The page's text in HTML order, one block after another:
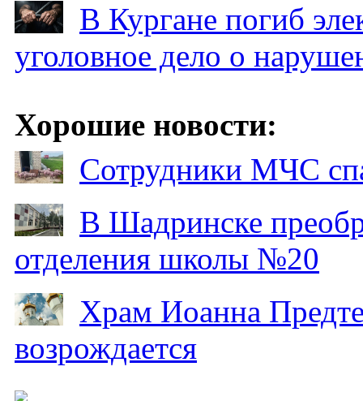
В Кургане погиб
уголовное дело о
Хорошие новости:
Сотрудники МЧС
В Шадринске
отделения школы №20
Храм Иоанна
возрождается